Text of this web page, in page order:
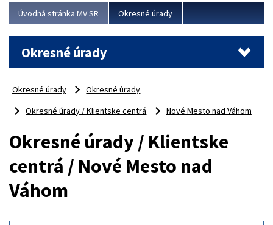
Viac
Úvodná stránka MV SR Okresné úrady
Okresné úrady
Okresné úrady
Okresné úrady
Okresné úrady / Klientske centrá
Nové Mesto nad Váhom
Okresné úrady / Klientske
centrá / Nové Mesto nad
Váhom